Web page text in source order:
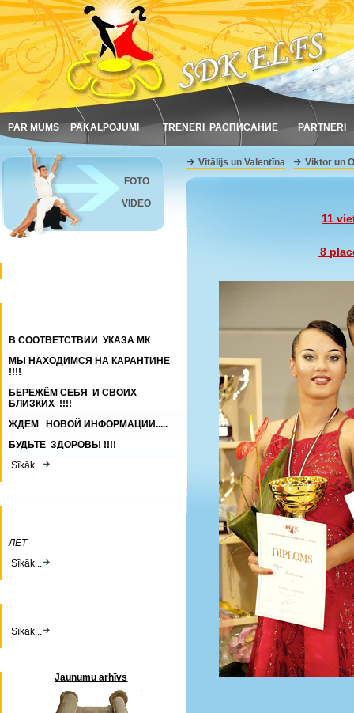
PAR MUMS PAKALPOJUMI TRENERI РАСПИСАНИЕ PARTNERI
FOTO
VIDEO
В СООТВЕТСТВИИ УКАЗА МК
МЫ НАХОДИМСЯ НА КАРАНТИНЕ
!!!!
БЕРЕЖЁМ СЕБЯ И СВОИХ
БЛИЗКИХ !!!!
ЖДЁМ НОВОЙ ИНФОРМАЦИИ.....
БУДЬТЕ ЗДОРОВЫ !!!!
Sīkāk...
ЛЕТ
Sīkāk...
Sīkāk...
Jaunumu arhīvs
Vitālijs un Valentīna Viktor un
11
8